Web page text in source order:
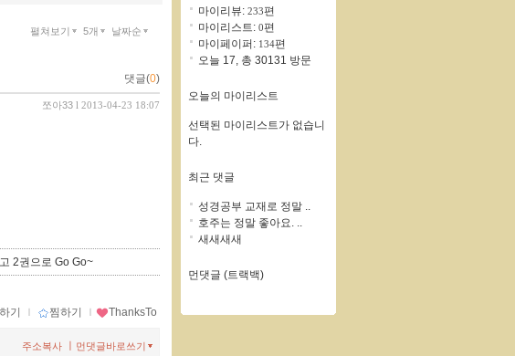
펼쳐보기 5개 날짜순
댓글(0)
쪼아33 l 2013-04-23 18:07
2권으로 Go Go~
기 ｌ 찜하기 ｌ ThanksTo
먼댓글바로쓰기
주소복사
마이리뷰: 233편
마이리스트: 0편
마이페이퍼: 134편
오늘 17, 총 30131 방문
오늘의 마이리스트
선택된 마이리스트가 없습니
다.
최근 댓글
성경공부 교재로 정말 ..
호주는 정말 좋아요. ..
새새새새
먼댓글 (트랙백)